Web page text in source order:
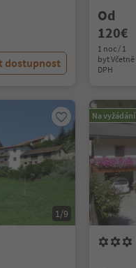
dostupnost
Od
120€
1 noc / 1
byt Včetně
DPH
1/9
Na vyžádání